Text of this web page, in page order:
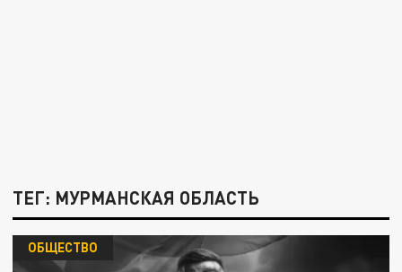
ТЕГ: МУРМАНСКАЯ ОБЛАСТЬ
ОБЩЕСТВО